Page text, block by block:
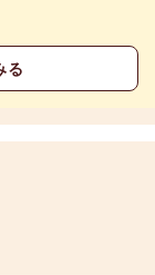
る